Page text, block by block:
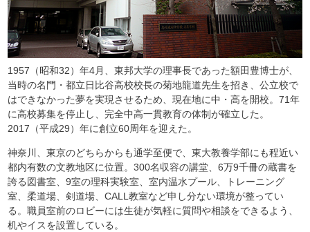
1957（昭和32）年4月、東邦大学の理事長であった額田豊博士が、
当時の名門・都立日比谷高校校長の菊地龍道先生を招き、公立校で
はできなかった夢を実現させるため、現在地に中・高を開校。71年
に高校募集を停止し、完全中高一貫教育の体制が確立した。
2017（平成29）年に創立60周年を迎えた。
神奈川、東京のどちらからも通学至便で、東大教養学部にも程近い
都内有数の文教地区に位置。300名収容の講堂、6万9千冊の蔵書を
誇る図書室、9室の理科実験室、室内温水プール、トレーニング
室、柔道場、剣道場、CALL教室など申し分ない環境が整ってい
る。職員室前のロビーには生徒が気軽に質問や相談をできるよう、
机やイスを設置している。